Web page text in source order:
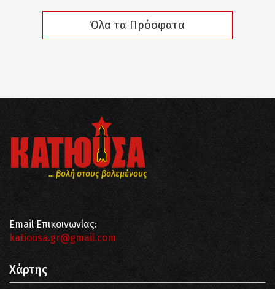
Όλα τα Πρόσφατα
... βολή στους βολεμένους
Email Επικοινωνίας:
katiousa.gr@gmail.com
Χάρτης